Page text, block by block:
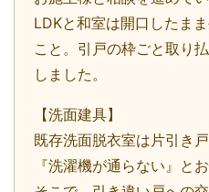
LDKと和室は開口したま
こと。引戸の枠ごと取り
しました。
【洗面建具】
既存洗面脱衣室は片引き
『洗濯機が通らない』と